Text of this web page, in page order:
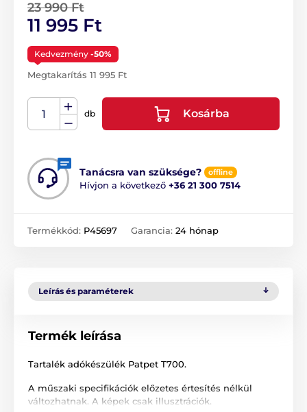
23 990 Ft
11 995 Ft
Kedvezmény -50%
Megtakarítás 11 995 Ft
db Kosárba
Tanácsra van szüksége? offline
Hívjon a következő +36 21 300 7514
Termékkód: P45697 Garancia: 24 hónap
Leírás és paraméterek
Termék leírása
Tartalék adókészülék Patpet T700.
A műszaki specifikációk előzetes értesítés nélkül
változhatnak. A képek csak illusztrációk.